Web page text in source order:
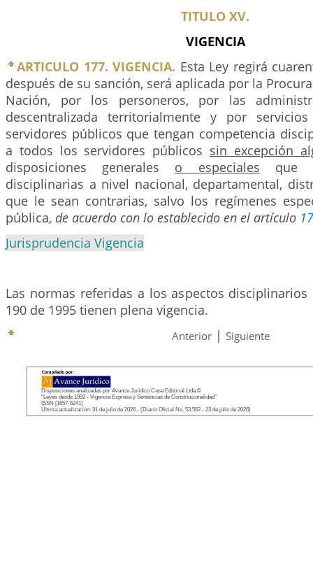
TITULO XV.
VIGENCIA
ARTICULO 177. VIGENCIA. Esta Ley regirá
después de su sanción, será aplicada por la
Nación, por los personeros, por las
descentralizada territorialmente y por
servidores públicos que tengan competencia
a todos los servidores públicos sin excepción
disposiciones generales o especiales que
disciplinarias a nivel nacional, departamental,
que le sean contrarias, salvo los regímenes
pública, de acuerdo con lo establecido en el artículo
Jurisprudencia Vigencia
Las normas referidas a los aspectos disciplinarios
190 de 1995 tienen plena vigencia.
Anterior | Siguiente
Disposiciones analizadas por Avance Jurídico Casa Editorial Ltda.©
"Leyes desde 1992 - Vigencia Expresa y Sentencias de Constitucionalidad"
ISSN [1657-6241]
Última actualización: 31 de julio de 2026 - (Diario Oficial No. 53.562 - 23 de julio de 2026)